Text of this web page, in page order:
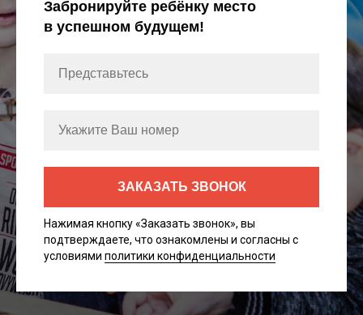
Забронируйте ребёнку место
в успешном будущем!
ЗАКАЗАТЬ ЗВОНОК
Нажимая кнопку «Заказать звонок», вы
подтверждаете, что ознакомлены и согласны с
условиями политики конфиденциальности